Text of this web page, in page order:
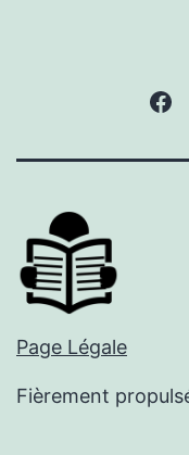
Page Légale
Fièrement